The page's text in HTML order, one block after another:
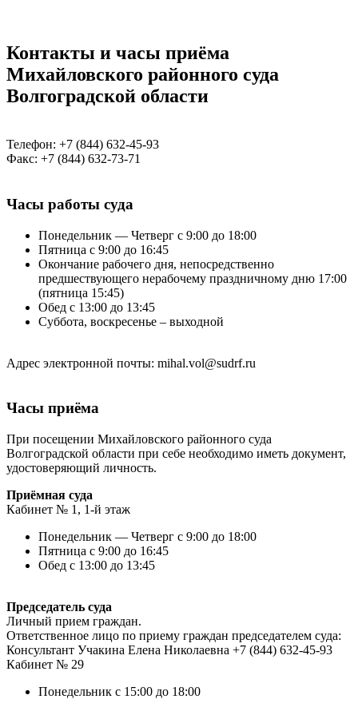
Контакты и часы приёма
Михайловского районного суда
Волгоградской области
Телефон: +7 (844) 632-45-93
Факс: +7 (844) 632-73-71
Часы работы суда
Понедельник — Четверг с 9:00 до 18:00
Пятница с 9:00 до 16:45
Окончание рабочего дня, непосредственно
предшествующего нерабочему праздничному дню 17:00
(пятница 15:45)
Обед с 13:00 до 13:45
Суббота, воскресенье – выходной
Адрес электронной почты: mihal.vol@sudrf.ru
Часы приёма
При посещении Михайловского районного суда
Волгоградской области при себе необходимо иметь документ,
удостоверяющий личность.
Приёмная суда
Кабинет № 1, 1-й этаж
Понедельник — Четверг с 9:00 до 18:00
Пятница с 9:00 до 16:45
Обед с 13:00 до 13:45
Председатель суда
Личный прием граждан.
Ответственное лицо по приему граждан председателем суда:
Консультант Учакина Елена Николаевна +7 (844) 632-45-93
Кабинет № 29
Понедельник с 15:00 до 18:00